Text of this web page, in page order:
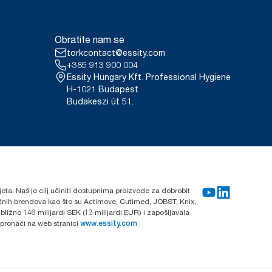
Obratite nam se
torkcontact@essity.com
+385 913 900 004
Essity Hungary Kft. Professional Hygiene
H-1021 Budapest
Budakeszi út 51.
Naš je cilj učiniti dostupnima proizvode za dobrobit
brendova kao što su Actimove, Cutimed, JOBST, Knix,
146 milijardi SEK (13 milijardi EUR) i zapošljavala
na web stranici www.essity.com